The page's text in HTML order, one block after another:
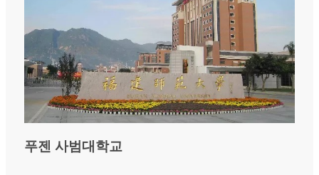
푸젠 사범대학교